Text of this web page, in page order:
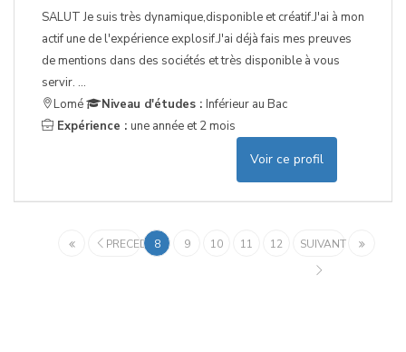
SALUT Je suis très dynamique,disponible et créatif.J'ai à mon
actif une de l'expérience explosif.J'ai déjà fais mes preuves
de mentions dans des sociétés et très disponible à vous
servir. ...
Lomé
Niveau d'études : Inférieur au Bac
Expérience : une année et 2 mois
Voir ce profil
PRECEDENT
8 9 10 11 12 SUIVANT